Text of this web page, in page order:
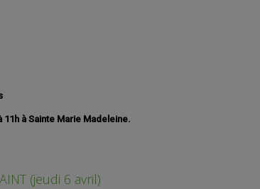
11h à Sainte Marie Madeleine.
(jeudi 6 avril)